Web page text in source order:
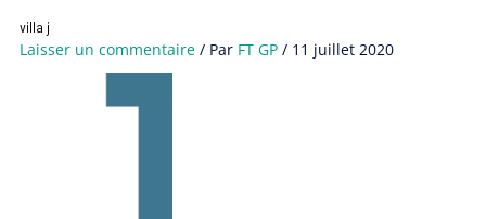
villa j
Laisser un commentaire / Par FT GP/ 11 juillet 2020